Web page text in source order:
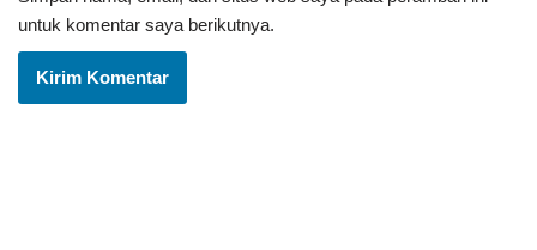
untuk komentar saya berikutnya.